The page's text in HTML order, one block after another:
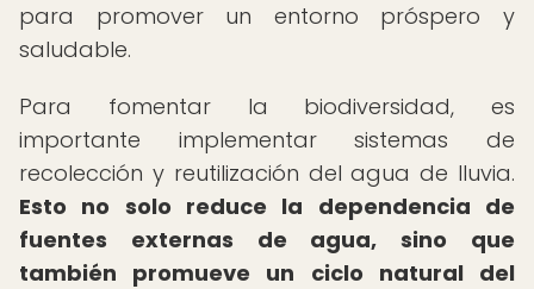
para promover un entorno próspero y
saludable.
Para fomentar la biodiversidad, es
importante implementar sistemas de
recolección y reutilización del agua de lluvia.
Esto no solo reduce la dependencia de
fuentes externas de agua, sino que
también promueve un ciclo natural del